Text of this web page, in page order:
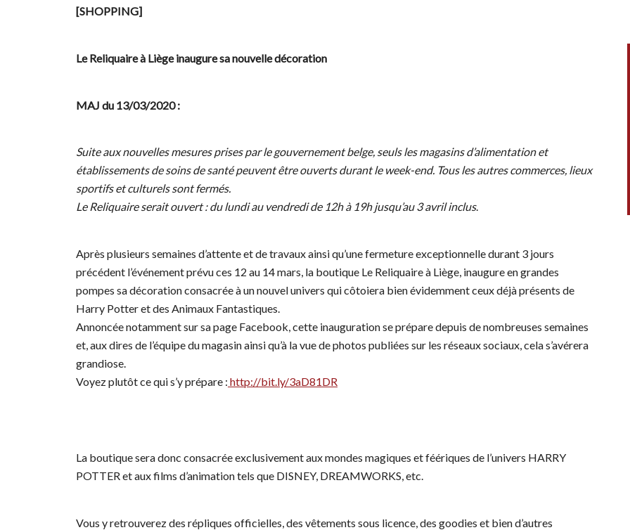
[SHOPPING]
Le Reliquaire à Liège inaugure sa nouvelle décoration
MAJ du 13/03/2020 :
Suite aux nouvelles mesures prises par le gouvernement belge, seuls les magasins d’alimentation et
établissements de soins de santé peuvent être ouverts durant le week-end. Tous les autres commerces, lieux
sportifs et culturels sont fermés.
Le Reliquaire serait ouvert : du lundi au vendredi de 12h à 19h jusqu’au 3 avril inclus.
Après plusieurs semaines d’attente et de travaux ainsi qu’une fermeture exceptionnelle durant 3 jours
précédent l’événement prévu ces 12 au 14 mars, la boutique Le Reliquaire à Liège, inaugure en grandes
pompes sa décoration consacrée à un nouvel univers qui côtoiera bien évidemment ceux déjà présents de
Harry Potter et des Animaux Fantastiques.
Annoncée notamment sur sa page Facebook, cette inauguration se prépare depuis de nombreuses semaines
et, aux dires de l’équipe du magasin ainsi qu’à la vue de photos publiées sur les réseaux sociaux, cela s’avérera
grandiose.
Voyez plutôt ce qui s’y prépare : http://bit.ly/3aD81DR
La boutique sera donc consacrée exclusivement aux mondes magiques et féériques de l’univers HARRY
POTTER et aux films d’animation tels que DISNEY, DREAMWORKS, etc.
Vous y retrouverez des répliques officielles, des vêtements sous licence, des goodies et bien d’autres